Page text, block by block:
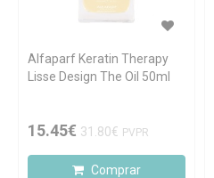
Alfaparf Keratin Therapy
Lisse Design The Oil 50ml
15.45€ 31.80€ PVPR
Comprar